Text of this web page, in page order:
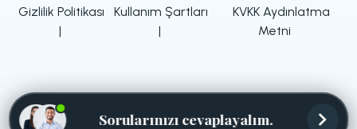
Sorularınızı cevaplayalım.
Gizlilik Politikası
|
Kullanım Şartları
|
KVKK Aydınlatma
Metni